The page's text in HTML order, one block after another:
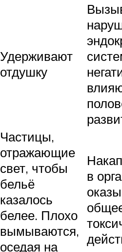
Удерживают
отдушку
Частицы,
отражающие
свет, чтобы
бельё
казалось
белее. Плохо
вымываются,
оседая на
в